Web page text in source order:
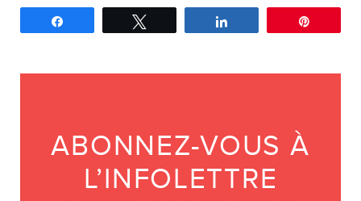
ABONNEZ-VOUS À
L’INFOLETTRE